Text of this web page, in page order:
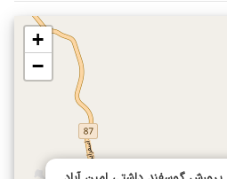
+
−